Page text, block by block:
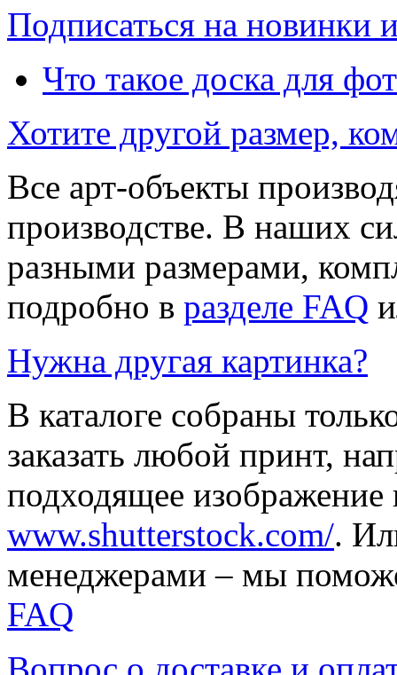
Подписаться на новинки
Что такое доска для
Хотите другой размер,
Все арт-объекты
производстве. В наших
разными размерами,
подробно в разделе FAQ
Нужна другая картинка?
В каталоге собраны
заказать любой принт,
подходящее изображение
www.shutterstock.com/.
менеджерами – мы
FAQ